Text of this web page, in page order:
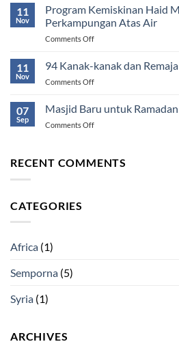
Untuk
Anak-
Pek
di
Semporna
11
Nov
Program Kemiskinan Haid
Perkampungan Atas Air
Comments Offon
Kemiskinan
Perkampungan
11
Nov
94 Kanak-kanak dan
Comments Offon
Dikhatankan
07
Sep
Masjid Baru untuk Ramadan
Comments Offon
untuk
RECENT COMMENTS
CATEGORIES
Africa (1)
Semporna (5)
Syria (1)
ARCHIVES